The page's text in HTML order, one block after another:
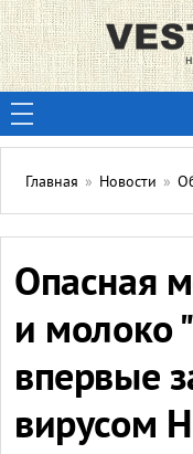
Главная » Новости »
Опасная
и молоко
впервые
вирусом